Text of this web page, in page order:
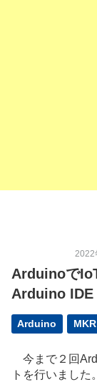
2022
Arduinoで
Arduino IDE
Arduino
今まで２回
トを行いまし